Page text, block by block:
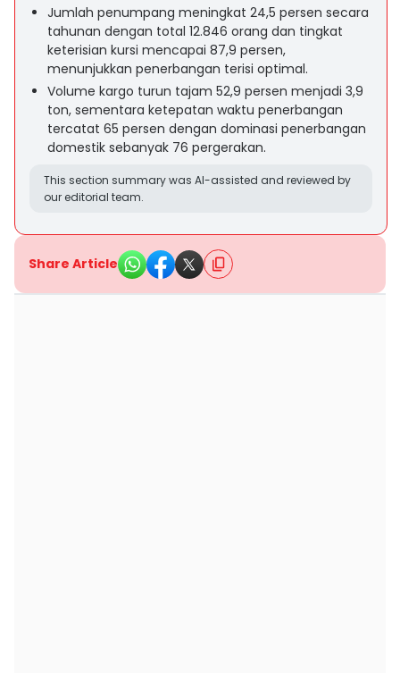
Jumlah penumpang meningkat 24,5 persen secara
tahunan dengan total 12.846 orang dan tingkat
keterisian kursi mencapai 87,9 persen,
menunjukkan penerbangan terisi optimal.
Volume kargo turun tajam 52,9 persen menjadi 3,9
ton, sementara ketepatan waktu penerbangan
tercatat 65 persen dengan dominasi penerbangan
domestik sebanyak 76 pergerakan.
This section summary was AI-assisted and reviewed by
our editorial team.
Share Article